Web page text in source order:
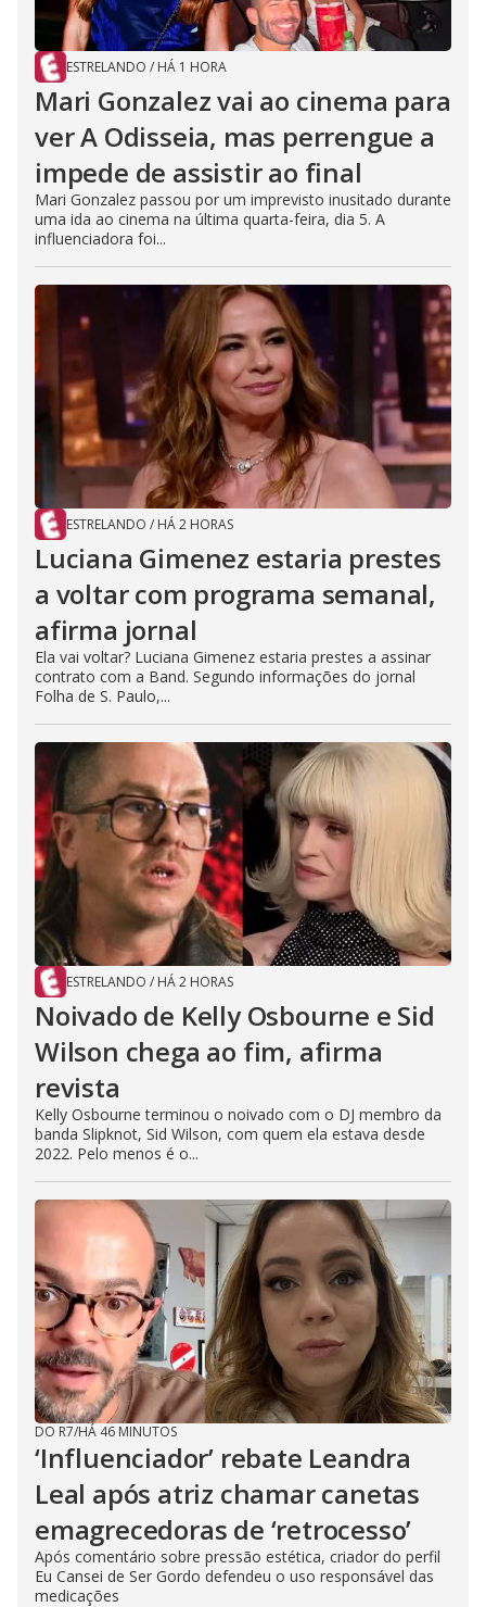
ESTRELANDO / HÁ 1 HORA
Mari Gonzalez vai ao cinema para
ver A Odisseia, mas perrengue a
impede de assistir ao final
Mari Gonzalez passou por um imprevisto inusitado durante
uma ida ao cinema na última quarta-feira, dia 5. A
influenciadora foi...
ESTRELANDO / HÁ 2 HORAS
Luciana Gimenez estaria prestes
a voltar com programa semanal,
afirma jornal
Ela vai voltar? Luciana Gimenez estaria prestes a assinar
contrato com a Band. Segundo informações do jornal
Folha de S. Paulo,...
ESTRELANDO / HÁ 2 HORAS
Noivado de Kelly Osbourne e Sid
Wilson chega ao fim, afirma
revista
Kelly Osbourne terminou o noivado com o DJ membro da
banda Slipknot, Sid Wilson, com quem ela estava desde
2022. Pelo menos é o...
DO R7/HÁ 46 MINUTOS
‘Influenciador’ rebate Leandra
Leal após atriz chamar canetas
emagrecedoras de ‘retrocesso’
Após comentário sobre pressão estética, criador do perfil
Eu Cansei de Ser Gordo defendeu o uso responsável das
medicações